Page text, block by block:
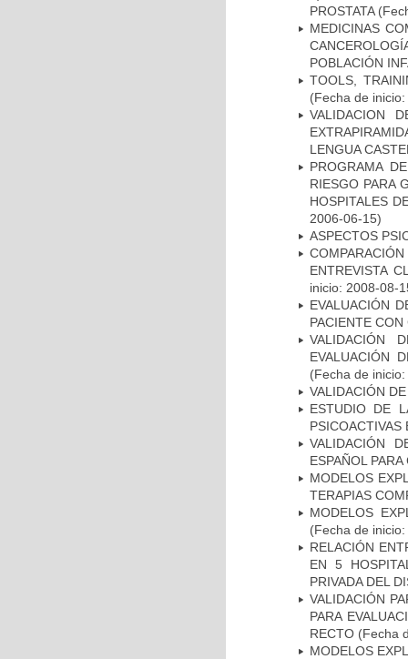
PROSTATA
MEDICINAS
POBLACIÓN
TOOLS,
(Fecha de
VALIDACION
LENGUA
PROGRAMA
RIESGO PARA
HOSPITALES
2006-06-15)
ASPECTOS
ENTREVISTA
inicio: 2008-08-
EVALUACIÓN
PACIENTE CON
VALIDACIÓN
EVALUACIÓN
(Fecha de
VALIDACIÓN
ESTUDIO DE
PSICOACTIVAS
VALIDACIÓN
ESPAÑOL
MODELOS
TERAPIAS
MODELOS
(Fecha de
RELACIÓN
EN 5
PRIVADA DEL
VALIDACIÓN
PARA
RECTO (Fecha
MODELOS